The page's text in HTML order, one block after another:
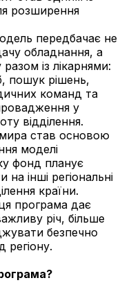
розширення
передбачає не
обладнання, а
із лікарнями:
пошук рішень,
команд та
у
відділення.
став основою
моделі
фонд планує
інші регіональні
країни.
програма дає
річ, більше
безпечно
регіону.